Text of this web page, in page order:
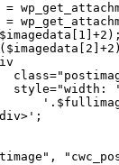
=
=
style="width: